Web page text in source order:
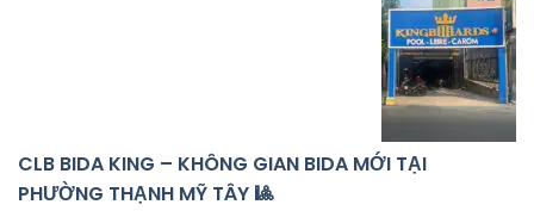
CLB BIDA KING – KHÔNG GIAN BIDA MỚI TẠI
PHƯỜNG THẠNH MỸ TÂY 🎱